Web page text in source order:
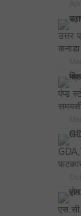
उत्तर
कनाडा
पंप्ड